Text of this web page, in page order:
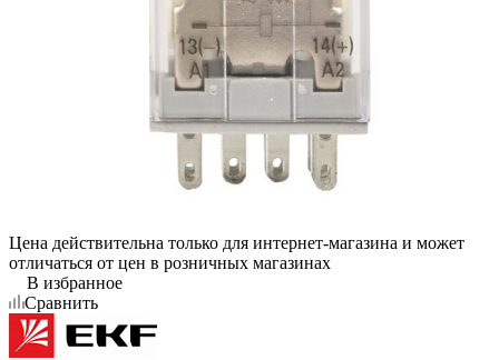
Цена действительна только для интернет-магазина и может
отличаться от цен в розничных магазинах
В избранное
Сравнить